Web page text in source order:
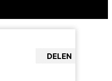
DELEN